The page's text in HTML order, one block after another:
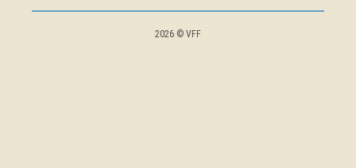
2026 © VFF